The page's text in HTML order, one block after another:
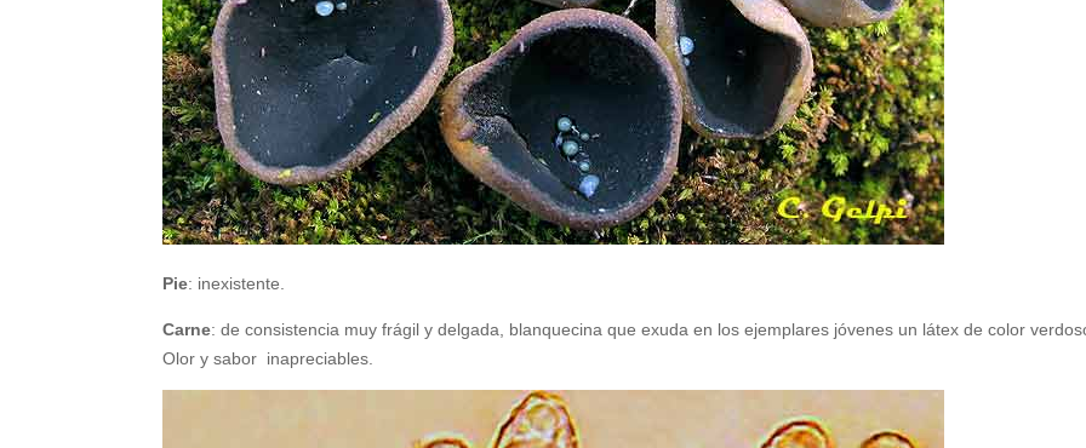
Pie: inexistente.
Carne: de consistencia muy frágil y delgada, blanquecina que exuda en los ejemplares jóvenes un látex de color
Olor y sabor inapreciables.